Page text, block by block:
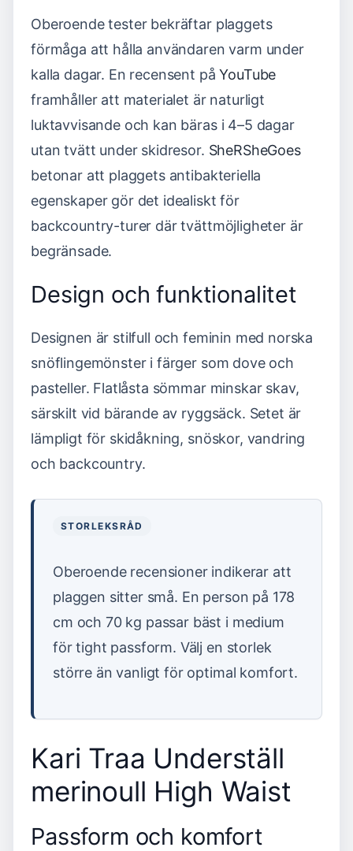
Oberoende tester bekräftar plaggets
förmåga att hålla användaren varm under
kalla dagar. En recensent påYouTube
framhåller att materialet är naturligt
luktavvisande och kan bäras i 4–5 dagar
utan tvätt under skidresor. SheRSheGoes
betonar att plaggets antibakteriella
egenskaper gör det idealiskt för
backcountry-turer där tvättmöjligheter är
begränsade.
Design och funktionalitet
Designen är stilfull och feminin med norska
snöflingemönster i färger som dove och
pasteller. Flatlåsta sömmar minskar skav,
särskilt vid bärande av ryggsäck. Setet är
lämpligt för skidåkning, snöskor, vandring
och backcountry.
STORLEKSRÅD
Oberoende recensioner indikerar att
plaggen sitter små. En person på 178
cm och 70 kg passar bäst i medium
för tight passform. Välj en storlek
större än vanligt för optimal komfort.
Kari Traa Underställ
merinoull High Waist
Passform och komfort